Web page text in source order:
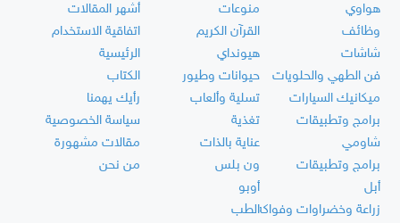
هواوي
منوعات
وظائف
القرآن الكريم
شاشات
هيونداي
فن الطهي والحلويات
حيوانات وطيور
ميكانيك السيارات
تسلية وألعاب
برامج وتطبيقات
تغذية
شاومي
عناية بالذات
برامج وتطبيقات
ون بلس
أبل
أوبو
زراعة وخضراوات وفواكهالطب
أشهر المقالات
اتفاقية الاستخدام
الرئيسية
الكتاب
رأيك يهمنا
سياسة الخصوصية
مقالات مشهورة
من نحن